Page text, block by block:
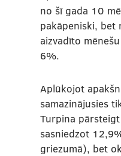
no šī gada 10
pakāpeniski, bet
aizvadīto
6%.
Aplūkojot
samazinājusies
Turpina
sasniedzot
griezumā), bet